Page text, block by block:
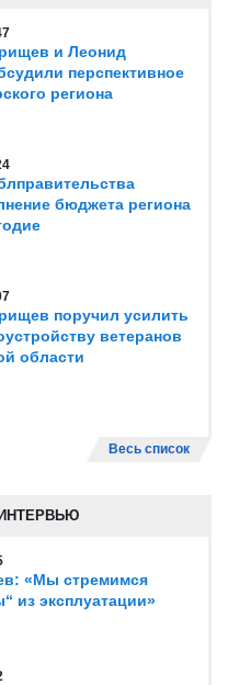
и Леонид
перспективное
региона
бюджета региона
поручил усилить
ветеранов
области
Весь список
«Мы стремимся
из эксплуатации»